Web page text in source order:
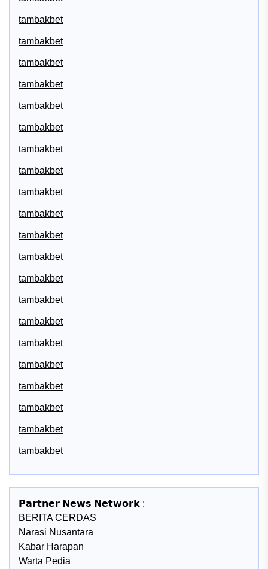
tambakbet
tambakbet
tambakbet
tambakbet
tambakbet
tambakbet
tambakbet
tambakbet
tambakbet
tambakbet
tambakbet
tambakbet
tambakbet
tambakbet
tambakbet
tambakbet
tambakbet
tambakbet
tambakbet
tambakbet
tambakbet
𝗣𝗮𝗿𝘁𝗻𝗲𝗿 𝗡𝗲𝘄𝘀 𝗡𝗲𝘁𝘄𝗼𝗿𝗸 :
BERITA CERDAS
Narasi Nusantara
Kabar Harapan
Warta Pedia